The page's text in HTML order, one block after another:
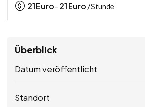
21Euro - 21Euro / Stunde
Überblick
Datum veröffentlicht
Standort